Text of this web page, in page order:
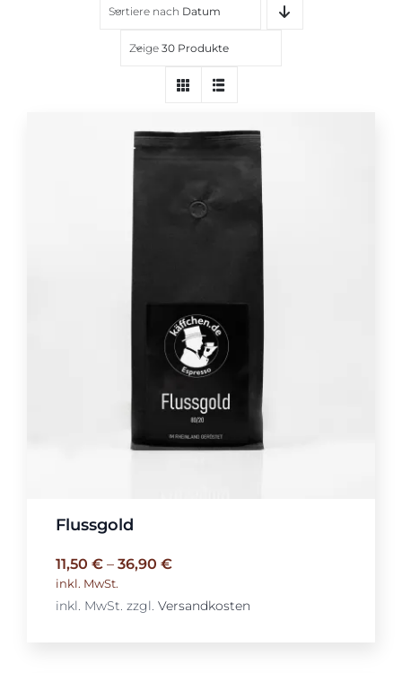
Sortiere nach Datum
Zeige 30 Produkte
Flussgold
11,50 €– 36,90 €
inkl. MwSt.
inkl. MwSt. zzgl. Versandkosten